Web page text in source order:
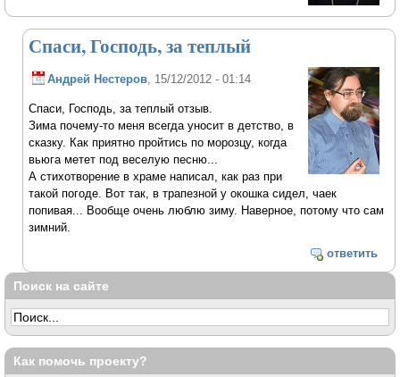
Спаси, Господь, за теплый
Андрей Нестеров, 15/12/2012 - 01:14
Спаси, Господь, за теплый отзыв.
Зима почему-то меня всегда уносит в детство, в
сказку. Как приятно пройтись по морозцу, когда
вьюга метет под веселую песню...
А стихотворение в храме написал, как раз при
такой погоде. Вот так, в трапезной у окошка сидел, чаек
попивая... Вообще очень люблю зиму. Наверное, потому что сам
зимний.
ответить
Поиск на сайте
Как помочь проекту?